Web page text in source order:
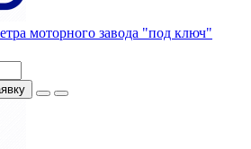
моторного завода "под ключ"